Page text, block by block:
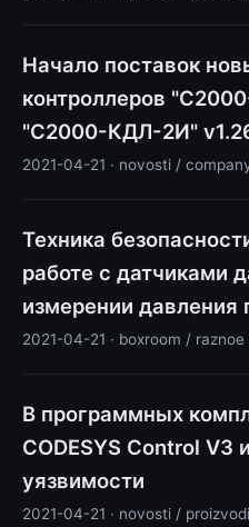
Начало поставок
контроллеров
"С2000-КДЛ-2И"
2021-04-21 · novosti /
Техника
работе с датчиками
измерении давления
2021-04-21 · boxroom / raznoe
В программных
CODESYS Control
уязвимости
2021-04-21 · novosti /